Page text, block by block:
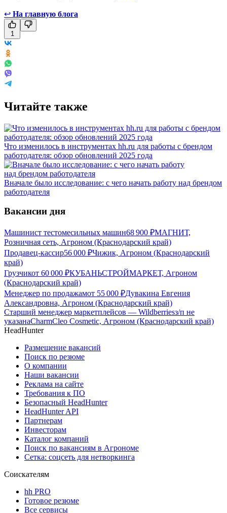
↩ На главную блога
1
Читайте также
Что изменилось в инструментах hh.ru для работы с брендом
работодателя: обзор обновлений 2025 года
Вначале было исследование: с чего начать работу над брендом
работодателя
Вакансии дня
Машинист тестомесильных машин68 900 ₽МАГНИТ,
Розничная сеть, Агроном (Краснодарский край)
Продавец-кассир56 000 ₽Чижик, Агроном (Краснодарский
край)
Грузчикот 60 000 ₽КУБАНЬСТРОЙМАРКЕТ, Агроном
(Краснодарский край)
Менеджер по продажамот 55 000 ₽Дувакина Евгения
Александровна, Агроном (Краснодарский край)
Старший менеджер маркетплейсов — Wildberriesз/п не
указанаCharmCleo Cosmetic, Агроном (Краснодарский край)
HeadHunter
Размещение вакансий
Поиск по резюме
О компании
Наши вакансии
Реклама на сайте
Требования к ПО
Безопасный HeadHunter
HeadHunter API
Партнерам
Инвесторам
Каталог компаний
Поиск по вакансиям в Агрономе
Сетка: соцсеть для нетворкинга
Соискателям
hh PRO
Готовое резюме
Все сервисы